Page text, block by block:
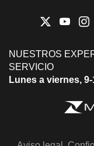
NUESTROS
SERVICIO
Lunes a viernes,